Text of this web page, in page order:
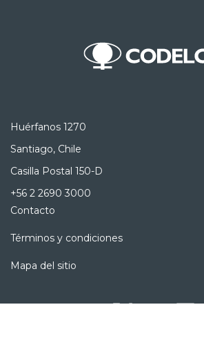
Huérfanos 1270
Santiago, Chile
Casilla Postal 150-D
+56 2 2690 3000
Contacto
Términos y condiciones
Mapa del sitio